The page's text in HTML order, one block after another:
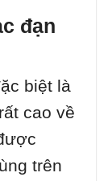
đạn
biệt là
cao về
trên